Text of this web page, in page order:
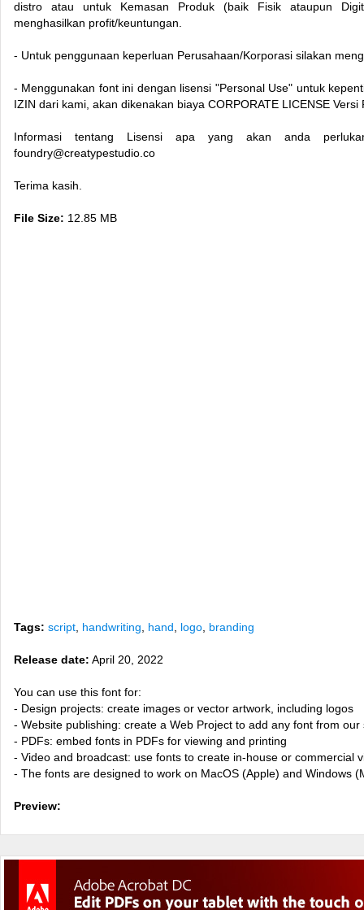
distro atau untuk Kemasan Produk (baik Fisik ataupun
menghasilkan profit/keuntungan.
- Untuk penggunaan keperluan Perusahaan/Korporasi silakan
- Menggunakan font ini dengan lisensi "Personal Use" untuk
IZIN dari kami, akan dikenakan biaya CORPORATE LICENSE
Informasi tentang Lisensi apa yang akan anda
foundry@creatypestudio.co
Terima kasih.
File Size: 12.85 MB
Tags: script handwriting hand logo branding
Release date: April 20, 2022
You can use this font for:
- Design projects: create images or vector artwork, including logos
- Website publishing: create a Web Project to add any font from
- PDFs: embed fonts in PDFs for viewing and printing
- Video and broadcast: use fonts to create in-house or commercial
- The fonts are designed to work on MacOS (Apple) and Windows
Preview: